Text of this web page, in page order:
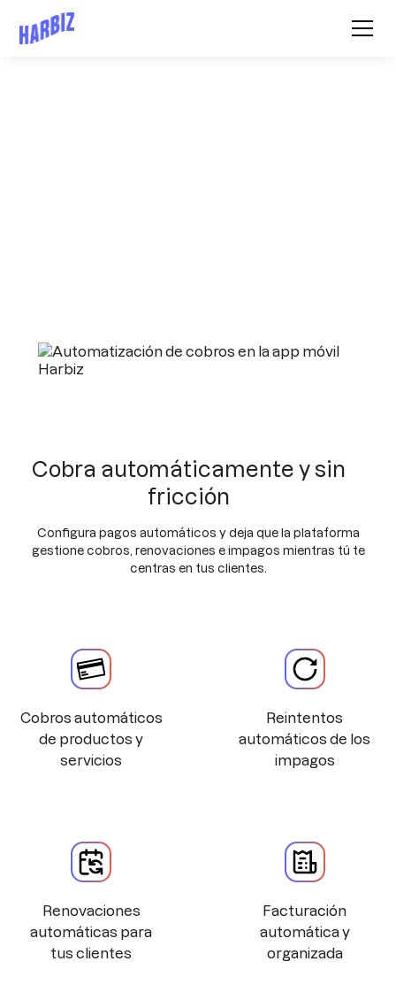
Cobra automáticamente y sin
fricción
Configura pagos automáticos y deja que la plataforma
gestione cobros, renovaciones e impagos mientras tú te
centras en tus clientes.
Cobros automáticos
de productos y
servicios
Reintentos
automáticos de los
impagos
Renovaciones
automáticas para
tus clientes
Facturación
automática y
organizada